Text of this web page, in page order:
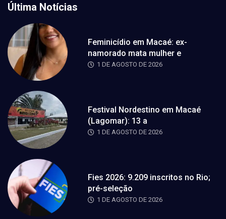
Última Notícias
Feminicídio em Macaé: ex-
namorado mata mulher e
1 DE AGOSTO DE 2026
Festival Nordestino em Macaé
(Lagomar): 13 a
1 DE AGOSTO DE 2026
Fies 2026: 9.209 inscritos no Rio;
pré-seleção
1 DE AGOSTO DE 2026